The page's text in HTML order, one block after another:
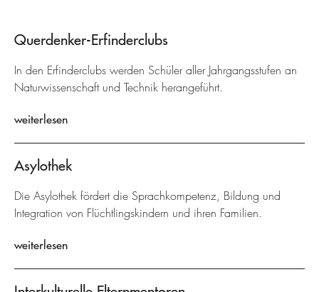
Querdenker-Erfinderclubs
In den Erfinderclubs werden Schüler aller Jahrgangsstufen an
Naturwissenschaft und Technik herangeführt.
weiterlesen
Asylothek
Die Asylothek fördert die Sprachkompetenz, Bildung und
Integration von Flüchtlingskindern und ihren Familien.
weiterlesen